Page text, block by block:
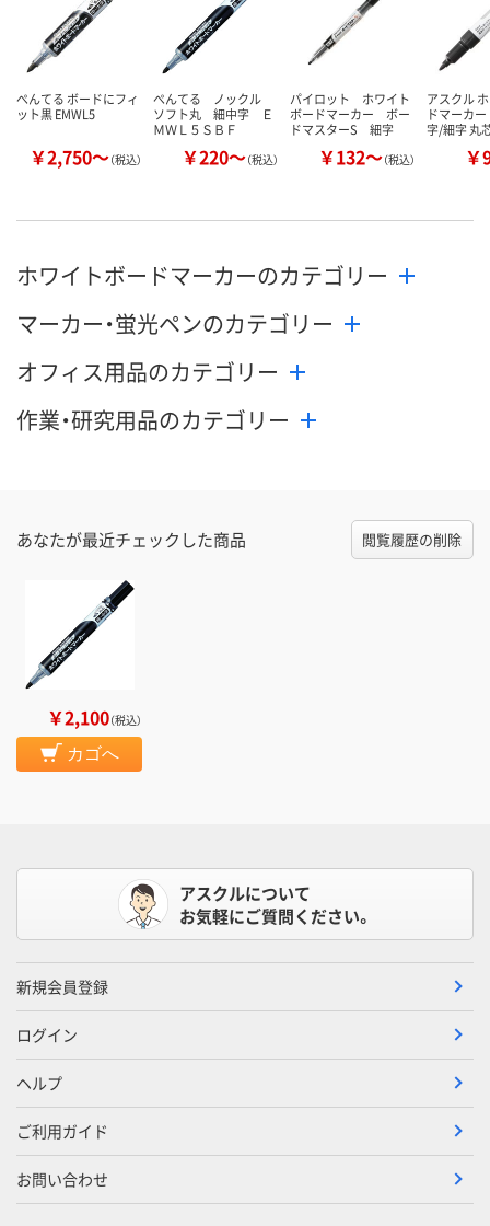
ぺんてる ボードにフィ
ット黒 EMWL5
￥2,750～（税込）
ぺんてる ノックル
ソフト丸 細中字 Ｅ
ＭＷＬ５ＳＢＦ
￥220～（税込）
パイロット ホワイト
ボードマーカー ボー
ドマスターS 細字
￥132～（税込）
アスクル
ドマーカ
字/細字 丸
￥
ホワイトボードマーカーのカテゴリー
マーカー・蛍光ペンのカテゴリー
オフィス用品のカテゴリー
作業・研究用品のカテゴリー
あなたが最近チェックした商品 閲覧履歴の削除
￥2,100（税込）
カゴへ
アスクルについて
お気軽にご質問ください。
新規会員登録
ログイン
ヘルプ
ご利用ガイド
お問い合わせ